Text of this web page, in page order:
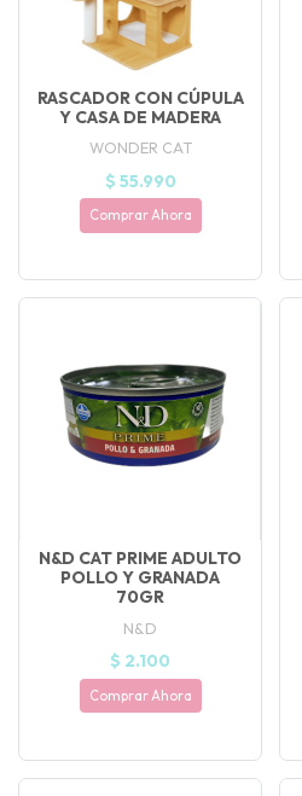
RASCADOR CON CÚPULA
Y CASA DE MADERA
WONDER CAT
$ 55.990
Comprar Ahora
N&D CAT PRIME ADULTO
POLLO Y GRANADA
70GR
N&D
$ 2.100
Comprar Ahora